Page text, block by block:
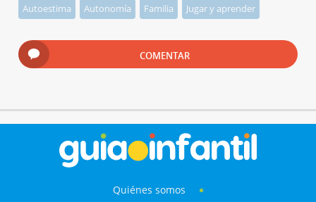
Autoestima Autonomía Familia Jugar y aprender
COMENTAR
Quiénes somos